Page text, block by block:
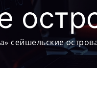
сейшельские